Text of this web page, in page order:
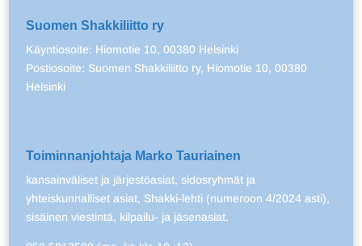
Suomen Shakkiliitto ry
Käyntiosoite: Hiomotie 10, 00380 Helsinki
Postiosoite: Suomen Shakkiliitto ry, Hiomotie 10, 00380
Helsinki
Toiminnanjohtaja Marko Tauriainen
kansainväliset ja järjestöasiat, sidosryhmät ja
yhteiskunnalliset asiat, Shakki-lehti (numeroon 4/2024 asti),
sisäinen viestintä, kilpailu- ja jäsenasiat.